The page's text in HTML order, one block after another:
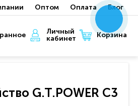
Оптом Оплата Блог
Личный
кабинет
Корзина
G.T.POWER C3
xxx